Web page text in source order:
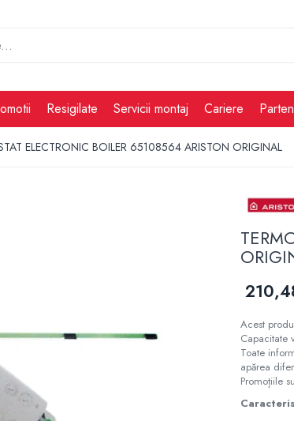
Resigilate Servicii montaj Cariere
ELECTRONIC BOILER 65108564 ARISTON ORIGINAL
Acest
Toate
apărea
Promoțiile